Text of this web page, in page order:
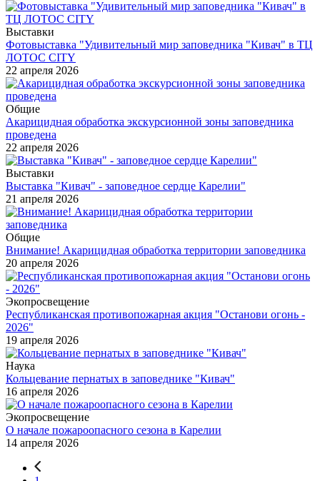
Выставки
Фотовыставка "Удивительный мир заповедника "Кивач" в ТЦ
ЛОТОС CITY
22 апреля 2026
Общие
Акарицидная обработка экскурсионной зоны заповедника
проведена
22 апреля 2026
Выставки
Выставка "Кивач" - заповедное сердце Карелии"
21 апреля 2026
Общие
Внимание! Акарицидная обработка территории заповедника
20 апреля 2026
Экопросвещение
Республиканская противопожарная акция "Останови огонь -
2026"
19 апреля 2026
Наука
Кольцевание пернатых в заповеднике "Кивач"
16 апреля 2026
Экопросвещение
О начале пожароопасного сезона в Карелии
14 апреля 2026